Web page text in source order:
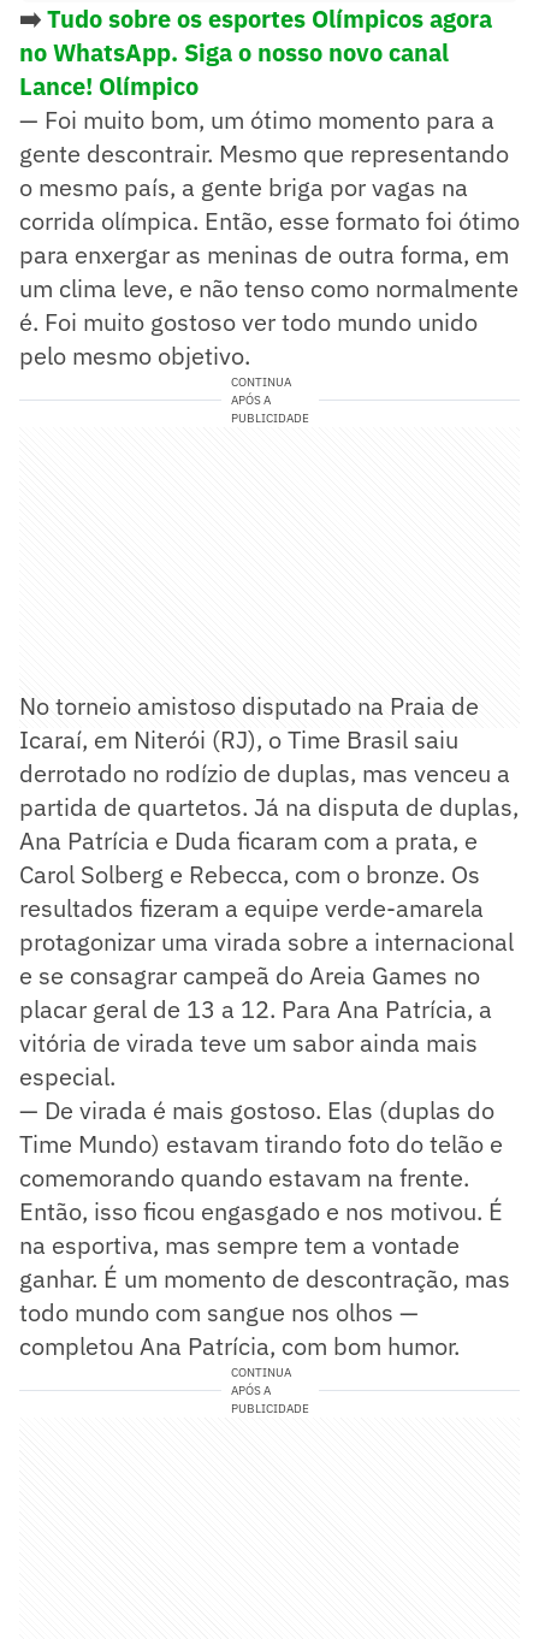
➡️Tudo sobre os esportes Olímpicos agora
no WhatsApp. Siga o nosso novo canal
Lance! Olímpico
— Foi muito bom, um ótimo momento para a
gente descontrair. Mesmo que representando
o mesmo país, a gente briga por vagas na
corrida olímpica. Então, esse formato foi ótimo
para enxergar as meninas de outra forma, em
um clima leve, e não tenso como normalmente
é. Foi muito gostoso ver todo mundo unido
pelo mesmo objetivo.
CONTINUA
APÓS A
PUBLICIDADE
No torneio amistoso disputado na Praia de
Icaraí, em Niterói (RJ), o Time Brasil saiu
derrotado no rodízio de duplas, mas venceu a
partida de quartetos. Já na disputa de duplas,
Ana Patrícia e Duda ficaram com a prata, e
Carol Solberg e Rebecca, com o bronze. Os
resultados fizeram a equipe verde-amarela
protagonizar uma virada sobre a internacional
e se consagrar campeã do Areia Games no
placar geral de 13 a 12. Para Ana Patrícia, a
vitória de virada teve um sabor ainda mais
especial.
— De virada é mais gostoso. Elas (duplas do
Time Mundo) estavam tirando foto do telão e
comemorando quando estavam na frente.
Então, isso ficou engasgado e nos motivou. É
na esportiva, mas sempre tem a vontade
ganhar. É um momento de descontração, mas
todo mundo com sangue nos olhos —
completou Ana Patrícia, com bom humor.
CONTINUA
APÓS A
PUBLICIDADE